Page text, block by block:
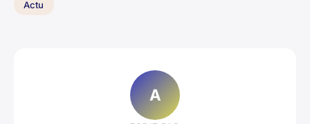
Actu
A